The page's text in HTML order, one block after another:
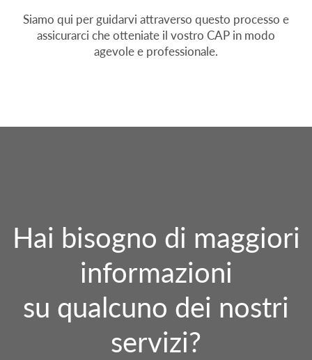
Siamo qui per guidarvi attraverso questo processo e
assicurarci che otteniate il vostro CAP in modo
agevole e professionale.
Hai bisogno di maggiori
informazioni
su qualcuno dei nostri
servizi?